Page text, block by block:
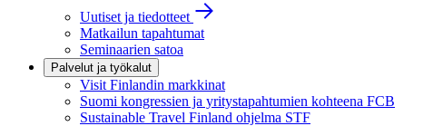
Uutiset ja tiedotteet
Matkailun tapahtumat
Seminaarien satoa
Palvelut ja työkalut
Visit Finlandin markkinat
Suomi kongressien ja yritystapahtumien kohteena FCB
Sustainable Travel Finland ohjelma STF